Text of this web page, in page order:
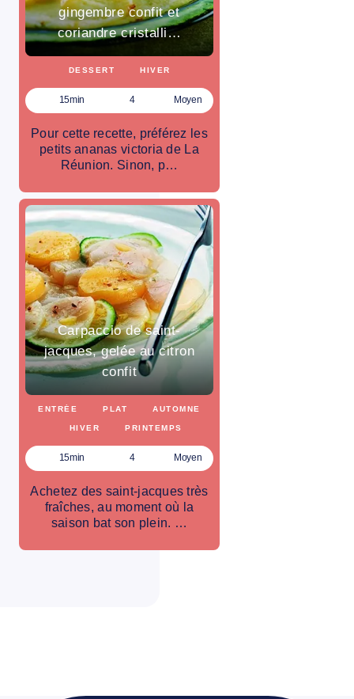
gingembre confit et
coriandre cristalli…
DESSERT HIVER
15min 4 Moyen
Pour cette recette, préférez les
petits ananas victoria de La
Réunion. Sinon, p…
Carpaccio de saint-
jacques, gelée au citron
confit
ENTRÉE PLAT AUTOMNE
HIVER PRINTEMPS
15min 4 Moyen
Achetez des saint-jacques très
fraîches, au moment où la
saison bat son plein. …